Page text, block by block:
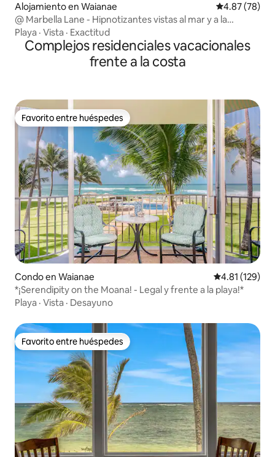
Alojamiento en Waianae Calificación
4.87 (78)
@ Marbella Lane - Hipnotizantes vistas al mar y a la
montaña
Playa · Vista · Exactitud
Complejos residenciales vacacionales
frente a la costa
Favorito entre huéspedes
Favorito entre huéspedes
Condo en Waianae Calificación
4.81 (129)
*¡Serendipity on the Moana! - Legal y frente a la playa!*
Playa · Vista · Desayuno
Favorito entre huéspedes
Favorito entre huéspedes